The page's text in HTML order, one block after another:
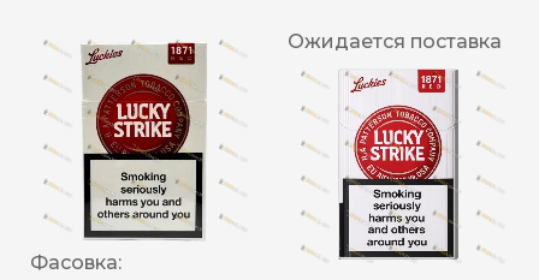
Фасовка:
Ожидается поставка